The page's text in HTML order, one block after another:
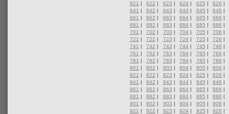
621 | 622 | 623 | 624 | 625 | 626 |
641 | 642 | 643 | 644 | 645 | 646 |
661 | 662 | 663 | 664 | 665 | 666 |
681 | 682 | 683 | 684 | 685 | 686 |
701 | 702 | 703 | 704 | 705 | 706 |
721 | 722 | 723 | 724 | 725 | 726 |
741 | 742 | 743 | 744 | 745 | 746 |
761 | 762 | 763 | 764 | 765 | 766 |
781 | 782 | 783 | 784 | 785 | 786 |
801 | 802 | 803 | 804 | 805 | 806 |
821 | 822 | 823 | 824 | 825 | 826 |
841 | 842 | 843 | 844 | 845 | 846 |
861 | 862 | 863 | 864 | 865 | 866 |
881 | 882 | 883 | 884 | 885 | 886 |
901 | 902 | 903 | 904 | 905 | 906 |
921 | 922 | 923 | 924 | 925 | 926 |